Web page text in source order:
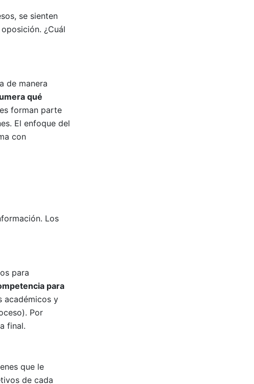
se sienten
¿Cuál
de manera
qué
forman parte
El enfoque del
con
Los
para
para
académicos y
Por
final.
que le
de cada